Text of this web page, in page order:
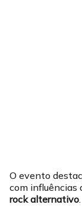
O evento
com influências
rock alternativo.